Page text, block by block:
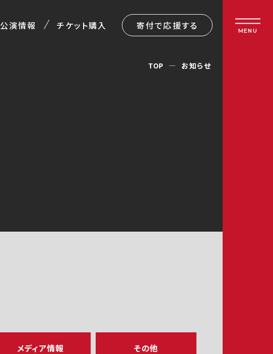
公演情報 チケット購入 寄付で応援する MENU
TOP お知らせ
メディア情報 その他